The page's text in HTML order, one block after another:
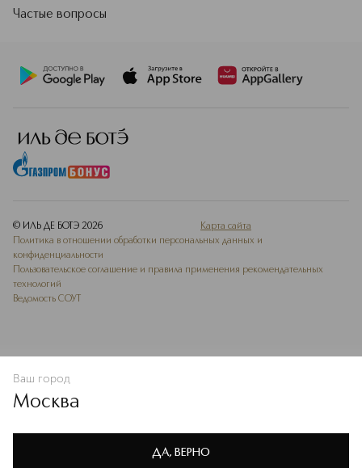
Политике конфиденциальности
В КОРЗИНУ
Частые вопросы
© ИЛЬ ДЕ БОТЭ 2026
Карта сайта
Политика в отношении обработки персональных данных и
конфиденциальности
Пользовательское соглашение и правила применения рекомендательных
технологий
Ведомость СОУТ
Ваш город
Москва
ДА, ВЕРНО